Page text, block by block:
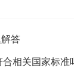
答
相关国家标准